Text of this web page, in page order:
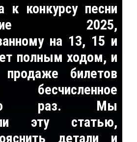
к конкурсу песни
2025,
на 13, 15 и
полным ходом, и
билетов
бесчисленное
раз. Мы
эту статью,
детали и